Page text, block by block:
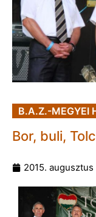
B.A.Z.-MEGYEI
Bor, buli,
2015. augusztus